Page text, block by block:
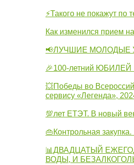
⚡Такого не покажут по
Как изменился прием
📢ЛУЧШИЕ МОЛОДЫЕ
🎉100-летний ЮБИЛЕЙ
💥Победы во
сервису «Легенда»,
💯лет ЕТЭТ. В новый
👜Контрольная
📊ДВАДЦАТЫЙ
ВОДЫ, И